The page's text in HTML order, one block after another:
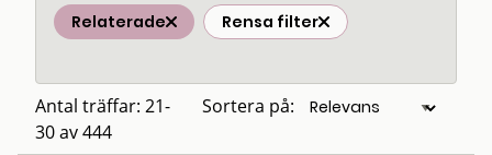
Relaterade Rensa filter
Antal träffar: 21-
30 av 444
Sortera på: